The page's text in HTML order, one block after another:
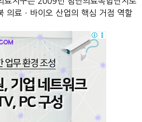
의료ㆍ바이오 산업의 핵심 거점 역할